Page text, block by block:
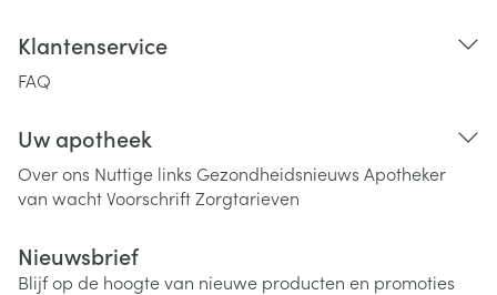
Klantenservice
FAQ
Uw apotheek
Over ons Nuttige links Gezondheidsnieuws Apotheker
van wachtVoorschriftZorgtarieven
Nieuwsbrief
Blijf op de hoogte van nieuwe producten en promoties